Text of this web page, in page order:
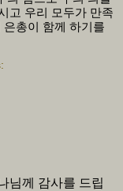
고 우리 모두가 만족
은총이 함께 하기를
님께 감사를 드립